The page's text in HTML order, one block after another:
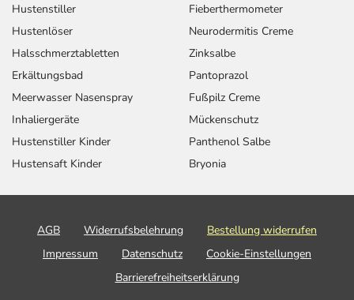
Hustenstiller
Hustenlöser
Halsschmerztabletten
Erkältungsbad
Meerwasser Nasenspray
Inhaliergeräte
Hustenstiller Kinder
Hustensaft Kinder
Fieberthermometer
Neurodermitis Creme
Zinksalbe
Pantoprazol
Fußpilz Creme
Mückenschutz
Panthenol Salbe
Bryonia
AGB Widerrufsbelehrung
Bestellung widerrufen
Impressum
Datenschutz
Cookie-Einstellungen
Barrierefreiheitserklärung